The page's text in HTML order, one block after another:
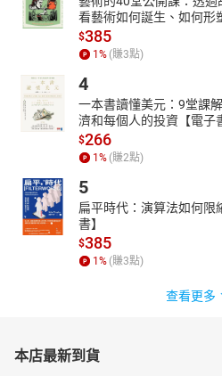
一九八二年生，臺東卑南族人，池上
和部落。臺灣大學臺灣文學研究所博
合著有《終戰那一天：臺灣戰爭世代
朗讀者
李英立，中國廣播公司資深播音員，
劇」、「午夜奇譚」、「福爾摩斯探
「DISCOVERY頻道」、「動物星球
主述等工作。
任職中廣期間，歷任國語播音員、導
長，新聞部組長、副理及節目企劃部
廣播電台（KBS）擔任中文廣播指導
看藝術如何誕生、如何形
$385
1 % (賺3點)
4
一本書讀懂美元：9堂課
濟和每個人的投資【電子
$266
1 % (賺2點)
5
扁平時代：演算法如何限
書】
$385
1 % (賺3點)
查看更多
本店最新到貨